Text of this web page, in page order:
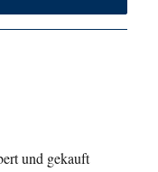
und gekauft